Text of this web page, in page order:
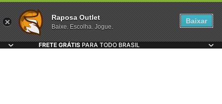
FRETE GRÁTIS PARA TODO BRASIL
Raposa Outlet
Baixe. Escolha. Jogue.
Baixar